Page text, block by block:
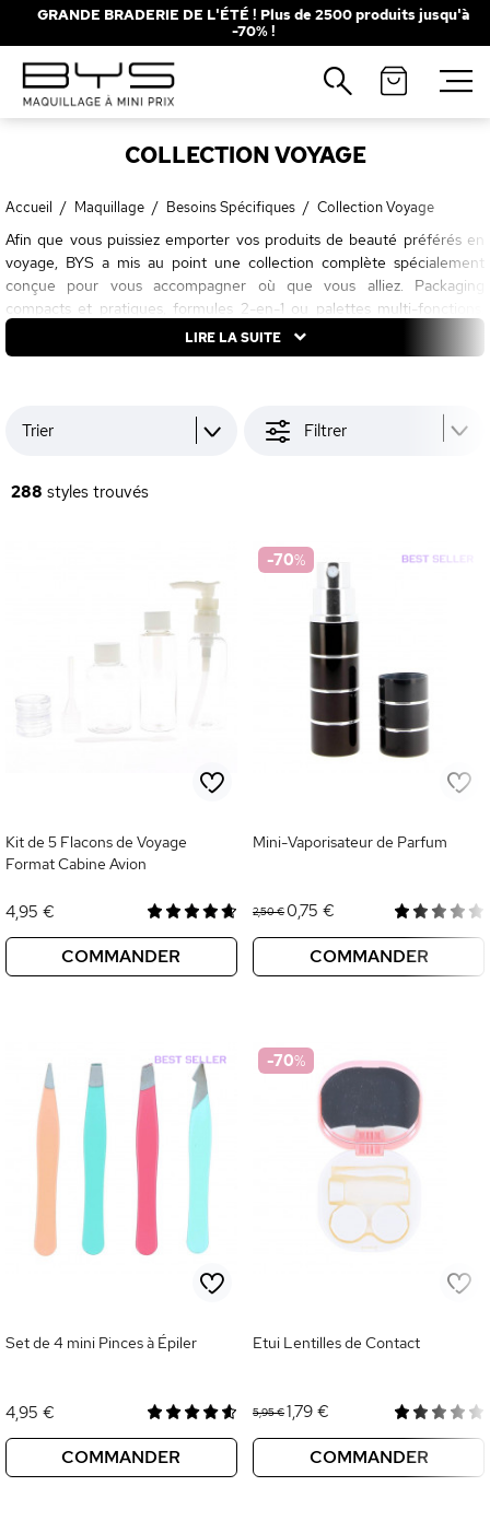
GRANDE BRADERIE DE L'ÉTÉ ! Plus de 2500 produits jusqu'à
-70% !
COLLECTION VOYAGE
Accueil / Maquillage / Besoins Spécifiques / Collection Voyage
Afin que vous puissiez emporter vos produits de beauté préférés en
voyage, BYS a mis au point une collection complète spécialement
conçue pour vous accompagner où que vous alliez. Packaging
compacts et pratiques, formules 2-en-1 ou palettes multi-fonctions,
voyagez malin avec cette sélection de maquillage, d'accessoires et de
soin qui se glisseront en un clin d'oeil dans votre valise !
LIRE LA SUITE
Filtrer
288 styles trouvés
Trier
Kit de 5 Flacons de Voyage
Format Cabine Avion
4,95 €
COMMANDER
-70%
Mini-Vaporisateur de Parfum
2,50 €0,75 €
COMMANDER
Set de 4 mini Pinces à Épiler
4,95 €
COMMANDER
-70%
Etui Lentilles de Contact
5,95 €1,79 €
COMMANDER
Fermer
Recherches populaires
Mascara
Palette
Solaire
Brumes
Blush
Rouge à Lèvres